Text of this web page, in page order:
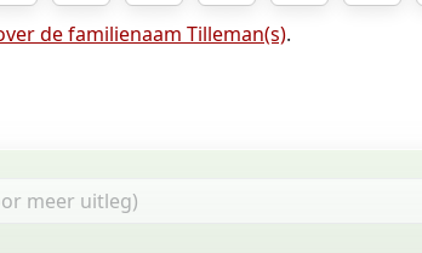
de familienaam Tilleman(s).